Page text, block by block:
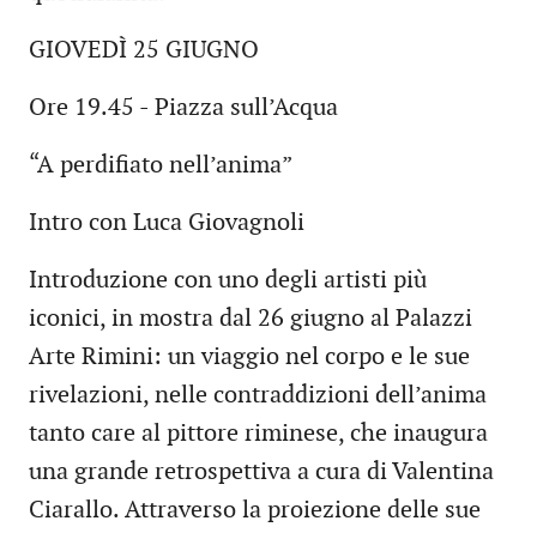
GIOVEDÌ 25 GIUGNO
Ore 19.45 - Piazza sull’Acqua
“A perdifiato nell’anima”
Intro con Luca Giovagnoli
Introduzione con uno degli artisti più
iconici, in mostra dal 26 giugno al Palazzi
Arte Rimini: un viaggio nel corpo e le sue
rivelazioni, nelle contraddizioni dell’anima
tanto care al pittore riminese, che inaugura
una grande retrospettiva a cura di Valentina
Ciarallo. Attraverso la proiezione delle sue